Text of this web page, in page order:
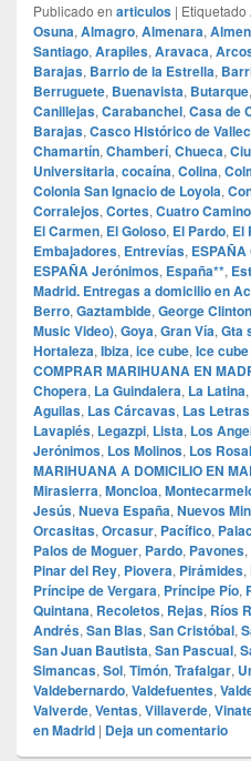
Publicado en articulos | Etiquetado
Osuna, Almagro, Almenara,
Santiago, Arapiles, Aravaca,
Barajas, Barrio de la Estrella,
Berruguete, Buenavista, Butarque,
Canillejas, Carabanchel, Casa de
Barajas, Casco Histórico de
Chamartín, Chamberí, Chueca,
Universitaria, cocaína, Colina,
Colonia San Ignacio de Loyola,
Corralejos, Cortes, Cuatro
El Carmen, El Goloso, El Pardo, El
Embajadores, Entrevías,
ESPAÑA Jerónimos, España**,
Madrid. Entregas a domicilio en
Berro, Gaztambide, George
Music Video), Goya, Gran Vía, Gta
Hortaleza, Ibiza, ice cube, Ice
COMPRAR MARIHUANA EN
Chopera, La Guindalera, La Latina,
Aguilas, Las Cárcavas, Las Letras
Lavapiés, Legazpi, Lista, Los
Jerónimos, Los Molinos, Los
MARIHUANA A DOMICILIO EN
Mirasierra, Moncloa,
Jesús, Nueva España, Nuevos
Orcasitas, Orcasur, Pacífico,
Palos de Moguer, Pardo, Pavones,
Pinar del Rey, Piovera, Pirámides,
Príncipe de Vergara, Príncipe Pío,
Quintana, Recoletos, Rejas, Ríos
Andrés, San Blas, San Cristóbal,
San Juan Bautista, San Pascual,
Simancas, Sol, Timón, Trafalgar,
Valdebernardo, Valdefuentes,
Valverde, Ventas, Villaverde,
en Madrid | Deja un comentario